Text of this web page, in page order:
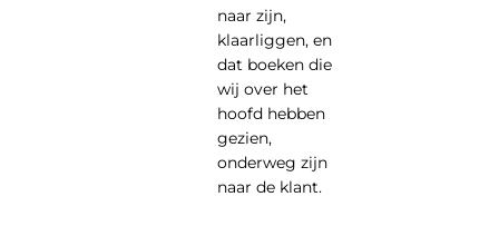
naar zijn,
klaarliggen, en
dat boeken die
wij over het
hoofd hebben
gezien,
onderweg zijn
naar de klant.